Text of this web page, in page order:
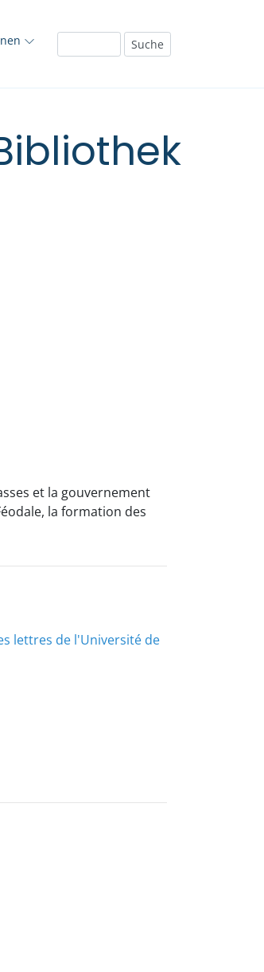
et la gouvernement
la formation des
lettres de l'Université de